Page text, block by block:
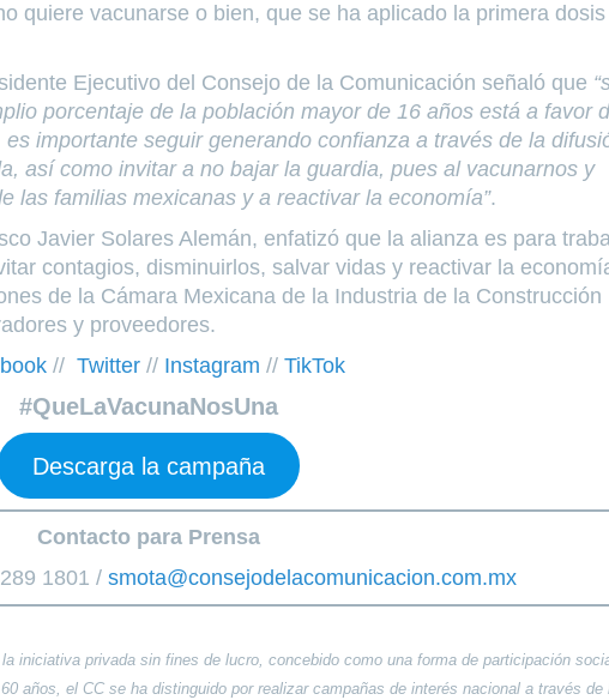
quiere vacunarse o bien, que se ha aplicado la primera
Ejecutivo del Consejo de la Comunicación señaló que
porcentaje de la población mayor de 16 años está a favor
importante seguir generando confianza a través de la
así como invitar a no bajar la guardia, pues al vacunarnos y
las familias mexicanas y a reactivar la economía”.
Javier Solares Alemán, enfatizó que la alianza es para
contagios, disminuirlos, salvar vidas y reactivar la
de la Cámara Mexicana de la Industria de la Construcción
y proveedores.
// Twitter // Instagram // TikTok
#QueLaVacunaNosUna
Descarga la campaña
Contacto para Prensa
1801 / smota@consejodelacomunicacion.com.mx
iniciativa privada sin fines de lucro, concebido como una forma de participación
años, el CC se ha distinguido por realizar campañas de interés nacional a través de